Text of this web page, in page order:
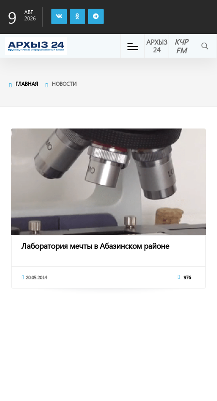
9
АВГ
2026
КЧР
FM
АРХЫЗ
24
ГЛАВНАЯ НОВОСТИ
Лаборатория мечты в Абазинском районе
20.05.2014 976